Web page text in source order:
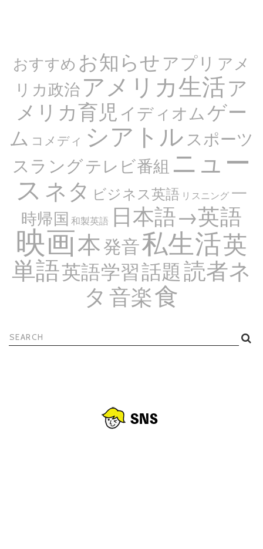
おすすめ お知らせアプリ アメ
リカ政治アメリカ生活ア
メリカ育児 イディオムゲー
ム コメディ シアトル スポーツ
スラングテレビ番組 ニュー
ス ネタ ビジネス英語 リスニング 一
時帰国 和製英語 日本語→英語
映画本発音私生活英
単語英語学習話題読者ネ
タ 音楽食